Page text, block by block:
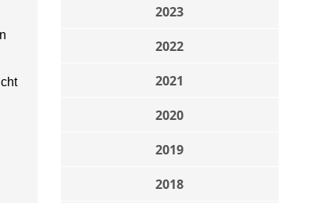
2023
2022
2021
2020
2019
2018